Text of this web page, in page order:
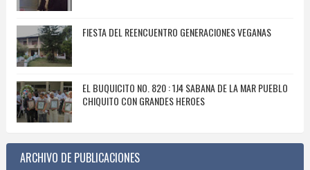
FIESTA DEL REENCUENTRO GENERACIONES VEGANAS
EL BUQUICITO NO. 820 : 1J4 SABANA DE LA MAR PUEBLO
CHIQUITO CON GRANDES HEROES
ARCHIVO DE PUBLICACIONES